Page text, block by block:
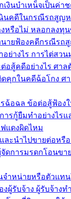
นบำเหน็จเป็นค่
นคดีในกรณีรถสูญ
หรือไม่ หลอกลง
นายฟ้องคดีกรณีรถ
ย่างไร การไต่สว
สู้คดีอย่างไร ศ
กในคดีฉ้อโกง
ฉ้อฉล ข้อต่อสู้ฟ้
รกู้ยืมทำอย่างไรแ
แดงผิดไหม
ละนำไปขายต่อหรื
ดการมรดกโอน
ำหน่ายหรือตัวแ
รับจ้าง ผู้รับจ้าง